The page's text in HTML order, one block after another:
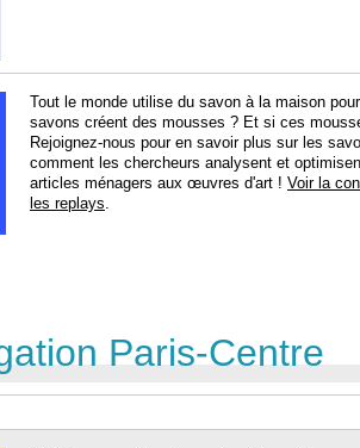
Tout le monde utilise du savon à la maison
savons créent des mousses ? Et si ces
Rejoignez-nous pour en savoir plus sur les
comment les chercheurs analysent et
articles ménagers aux œuvres d'art ! Voir la
les replays.
Paris-Centre